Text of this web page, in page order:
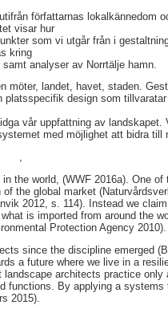
författarnas lokalkännedom
visar hur
som vi utgår från i
kring
analyser av Norrtälje hamn.
möter, landet, havet, staden.
design som
vår uppfattning av
med möjlighet att bidra till
,
the world, (WWF 2016a). One
the global market
2012, s. 114). Instead we
is imported from around the
Protection Agency 2010).
since the discipline emerged
a future where we live in a
architects practice
functions. By applying a systems
2015).